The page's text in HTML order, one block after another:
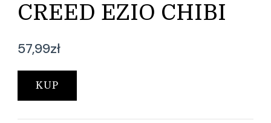
CREED EZIO CHIBI
57,99zł
KUP